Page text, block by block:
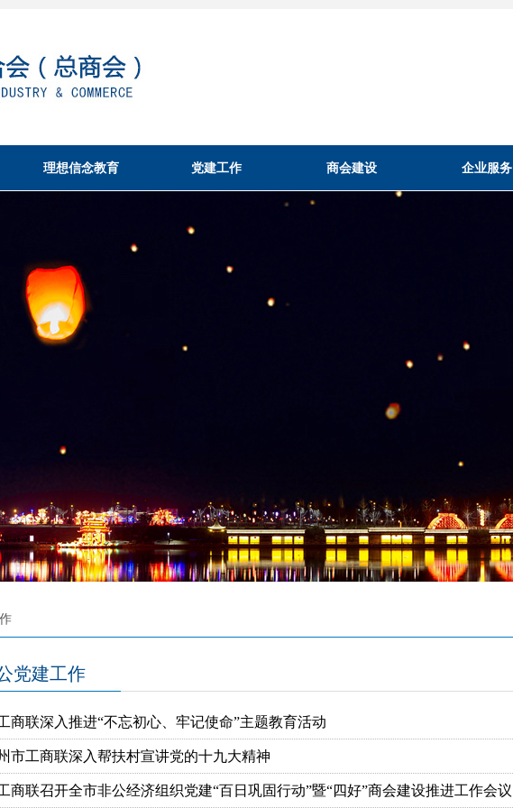
理想信念教育 党建工作 商会建设 企业服务
党建工作
商联深入推进“不忘初心、牢记使命”主题教育活动
市工商联深入帮扶村宣讲党的十九大精神
商联召开全市非公经济组织党建“百日巩固行动”暨“四好”商会建设推进工作会议